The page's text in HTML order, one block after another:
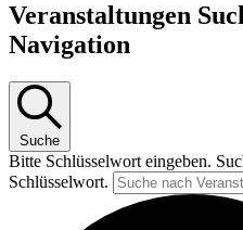
Veranstaltungen
Navigation
Suche
Bitte Schlüsselwort eingeben.
Schlüsselwort.